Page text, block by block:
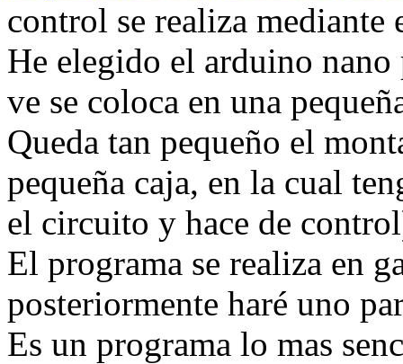
control se realiza mediante
He elegido el arduino
ve se coloca en una
Queda tan pequeño el
pequeña caja, en la cual
el circuito y hace de
El programa se realiza en
posteriormente haré uno
Es un programa lo mas